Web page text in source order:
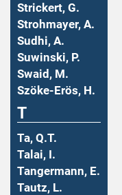
Strickert, G.
Strohmayer, A.
Sudhi, A.
Suwinski, P.
Swaid, M.
Szöke-Erös, H.
T
Ta, Q.T.
Talai, I.
Tangermann, E.
Tautz, L.